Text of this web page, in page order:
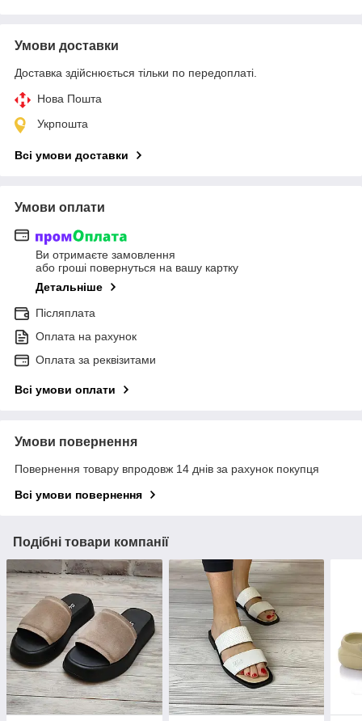
Умови доставки
Доставка здійснюється тільки по передоплаті.
Нова Пошта
Укрпошта
Всі умови доставки
Умови оплати
Ви отримаєте замовлення
або гроші повернуться на вашу картку
Детальніше
Післяплата
Оплата на рахунок
Оплата за реквізитами
Всі умови оплати
Умови повернення
Повернення товару впродовж 14 днів за рахунок покупця
Всі умови повернення
Подібні товари компанії